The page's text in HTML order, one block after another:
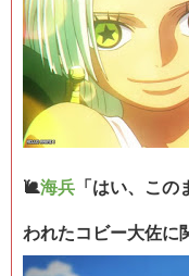
🐌海兵 「はい、こ
われたコビー大佐に